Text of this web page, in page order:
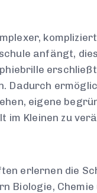
anfängt,
Dadurch
eigene
im Kleinen zu
erlernen die
Biologie,